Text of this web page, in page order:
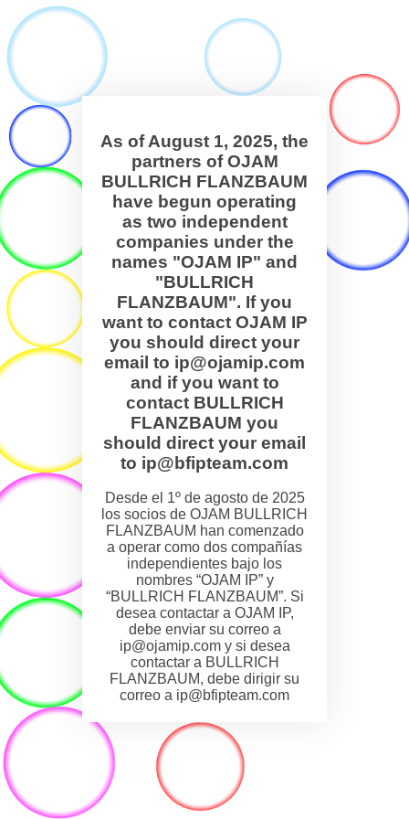
As of August 1, 2025, the
partners of OJAM
BULLRICH FLANZBAUM
have begun operating
as two independent
companies under the
names "OJAM IP" and
"BULLRICH
FLANZBAUM". If you
want to contact OJAM IP
you should direct your
email to ip@ojamip.com
and if you want to
contact BULLRICH
FLANZBAUM you
should direct your email
to ip@bfipteam.com
Desde el 1º de agosto de 2025
los socios de OJAM BULLRICH
FLANZBAUM han comenzado
a operar como dos compañías
independientes bajo los
nombres “OJAM IP” y
“BULLRICH FLANZBAUM”. Si
desea contactar a OJAM IP,
debe enviar su correo a
ip@ojamip.com y si desea
contactar a BULLRICH
FLANZBAUM, debe dirigir su
correo a ip@bfipteam.com